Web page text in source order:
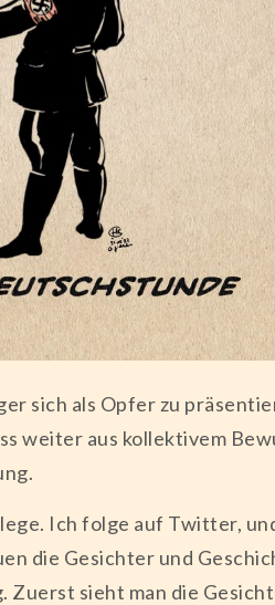
sich als Opfer zu
weiter aus kollektivem
Ich folge auf Twitter,
die Gesichter und
sieht man die